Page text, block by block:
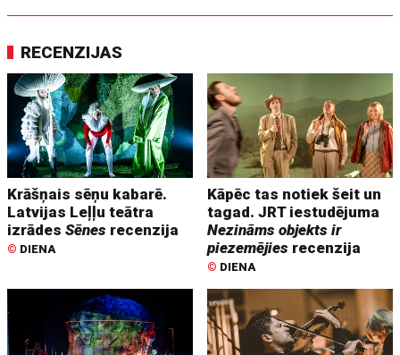
RECENZIJAS
Krāšņais sēņu kabarē.
Latvijas Leļļu teātra
izrādesSēnes recenzija
© DIENA
Kāpēc tas notiek šeit un
tagad. JRT iestudējuma
Nezināms objekts ir
piezemējies recenzija
© DIENA